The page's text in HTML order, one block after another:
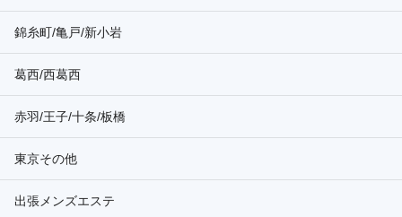
錦糸町/亀戸/新小岩
葛西/西葛西
赤羽/王子/十条/板橋
東京その他
出張メンズエステ